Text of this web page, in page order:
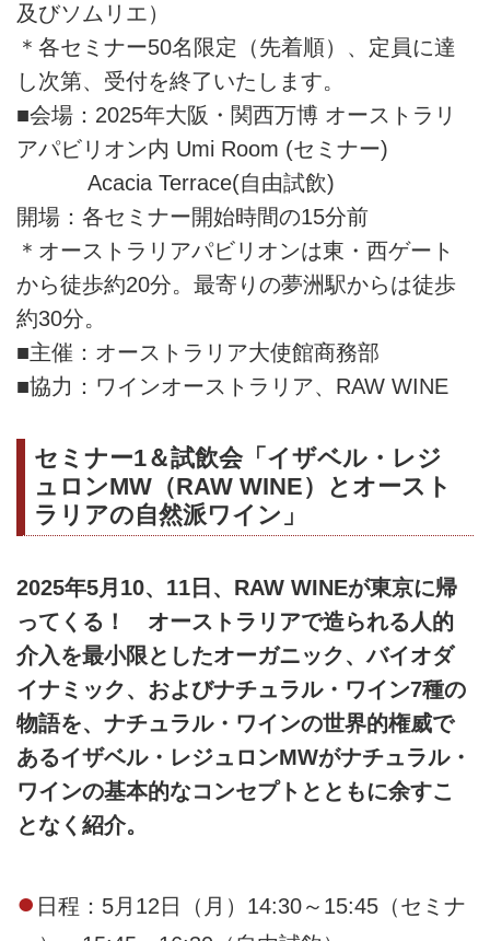
及びソムリエ）
＊各セミナー50名限定（先着順）、定員に達
し次第、受付を終了いたします。
■会場：2025年大阪・関西万博 オーストラリ
アパビリオン内 Umi Room (セミナー)
Acacia Terrace(自由試飲)
開場：各セミナー開始時間の15分前
＊オーストラリアパビリオンは東・西ゲート
から徒歩約20分。最寄りの夢洲駅からは徒歩
約30分。
■主催：オーストラリア大使館商務部
■協力：ワインオーストラリア、RAW WINE
セミナー1＆試飲会「イザベル・レジ
ュロンMW（RAW WINE）とオースト
ラリアの自然派ワイン」
2025年5月10、11日、RAW WINEが東京に帰
ってくる！ オーストラリアで造られる人的
介入を最小限としたオーガニック、バイオダ
イナミック、およびナチュラル・ワイン7種の
物語を、ナチュラル・ワインの世界的権威で
あるイザベル・レジュロンMWがナチュラル・
ワインの基本的なコンセプトとともに余すこ
となく紹介。
● 日程：5月12日（月）14:30～15:45（セミナ